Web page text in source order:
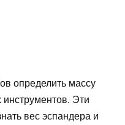
определить массу
инструментов. Эти
вес эспандера и